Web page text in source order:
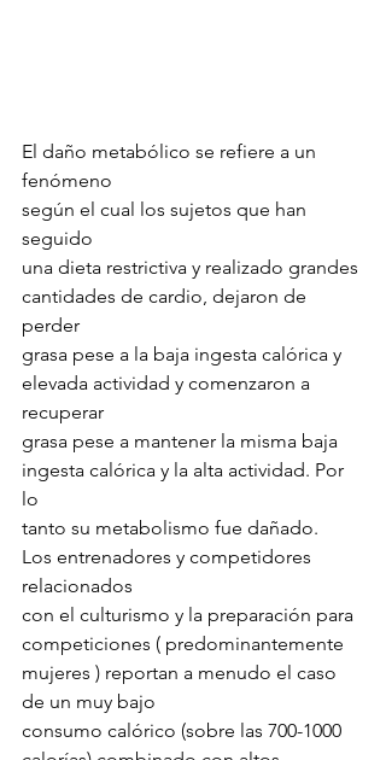
El daño metabólico se refiere a un
fenómeno
según el cual los sujetos que han
seguido
una dieta restrictiva y realizado grandes
cantidades de cardio, dejaron de
perder
grasa pese a la baja ingesta calórica y
elevada actividad y comenzaron a
recuperar
grasa pese a mantener la misma baja
ingesta calórica y la alta actividad. Por
lo
tanto su metabolismo fue dañado.
Los entrenadores y competidores
relacionados
con el culturismo y la preparación para
competiciones ( predominantemente
mujeres ) reportan a menudo el caso
de un muy bajo
consumo calórico (sobre las 700-1000